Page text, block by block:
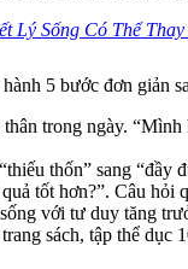
Lý Sống Có Thể
5 bước đơn giản
trong ngày.
thốn” sang “đầy
tốt hơn?”. Câu hỏi
với tư duy tăng
sách, tập thể